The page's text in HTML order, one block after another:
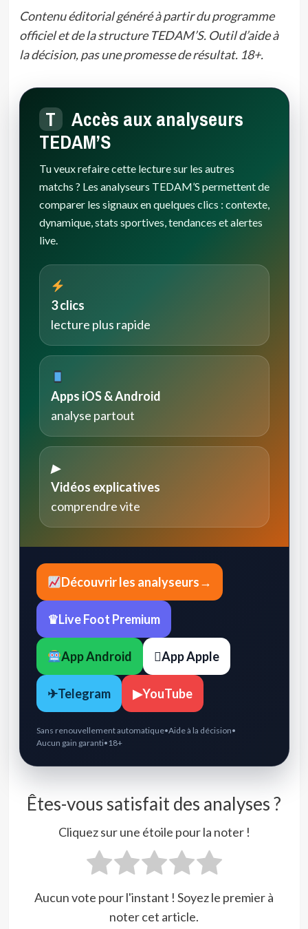
Contenu éditorial généré à partir du programme
officiel et de la structure TEDAM’S. Outil d’aide à
la décision, pas une promesse de résultat. 18+.
T
Accès aux analyseurs
TEDAM’S
Tu veux refaire cette lecture sur les autres
matchs ? Les analyseurs TEDAM’S permettent de
comparer les signaux en quelques clics : contexte,
dynamique, stats sportives, tendances et alertes
live.
3 clics
lecture plus rapide
Apps iOS & Android
analyse partout
▶
Vidéos explicatives
comprendre vite
Découvrir les analyseurs→
♛Live Foot Premium
App Android App Apple
✈Telegram ▶YouTube
Sans renouvellement automatique•Aide à la décision•
Aucun gain garanti•18+
Êtes-vous satisfait des analyses ?
Cliquez sur une étoile pour la noter !
Aucun vote pour l'instant ! Soyez le premier à
noter cet article.